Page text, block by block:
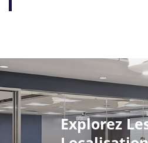
Explorez